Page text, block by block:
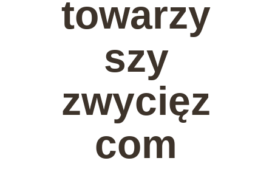
towarzy
szy
zwycięz
com